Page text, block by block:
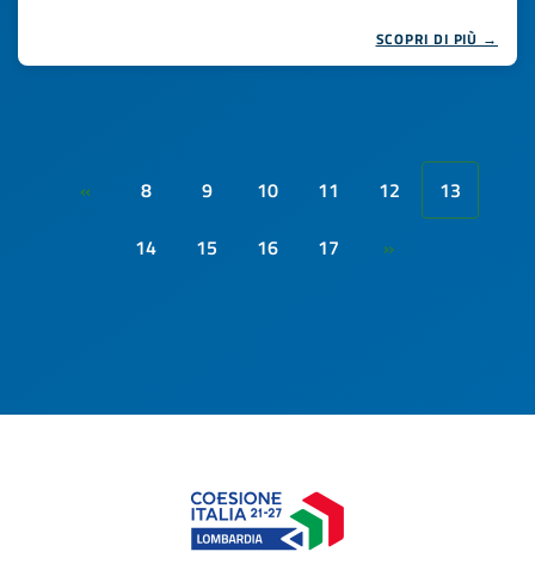
SCOPRI DI PIÙ →
« 8 9 10 11 12
13
14
15 16 17 »